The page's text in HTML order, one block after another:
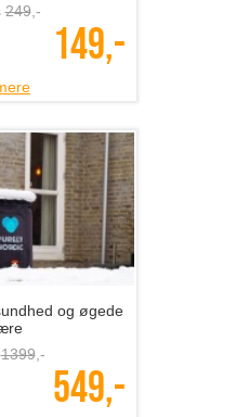
249,-
149,-
og øgede
1399,-
549,-